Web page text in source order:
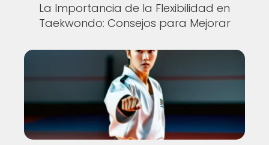
La Importancia de la Flexibilidad en
Taekwondo: Consejos para Mejorar